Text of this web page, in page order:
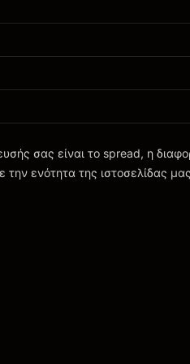
σας είναι το spread, η
ενότητα της ιστοσελίδας μας